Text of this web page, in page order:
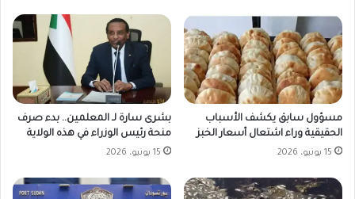
مسؤول سابق يكشف الأسباب
الحقيقية وراء اشتعال أسعار الخبز
15 يونيو، 2026
بشرى سارة لـ المعلمين.. بدء صرف
منحة رئيس الوزراء في هذه الولاية
15 يونيو، 2026